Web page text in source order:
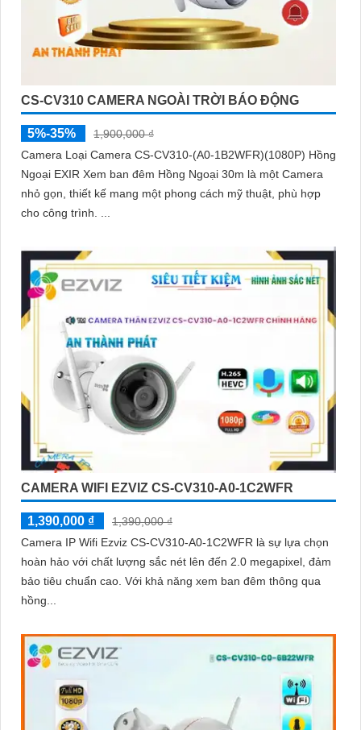
CS-CV310 CAMERA NGOÀI TRỜI BÁO ĐỘNG
5%-35%
1,900,000 ₫
Camera Loại Camera CS-CV310-(A0-1B2WFR)(1080P) Hồng
Ngoại EXIR Xem ban đêm Hồng Ngoại 30m là một Camera
nhỏ gọn, thiết kế mang một phong cách mỹ thuật, phù hợp
cho công trình. ...
CAMERA WIFI EZVIZ CS-CV310-A0-1C2WFR
1,390,000 ₫
1,390,000 ₫
Camera IP Wifi Ezviz CS-CV310-A0-1C2WFR là sự lựa chọn
hoàn hảo với chất lượng sắc nét lên đến 2.0 megapixel, đảm
bảo tiêu chuẩn cao. Với khả năng xem ban đêm thông qua
hồng...